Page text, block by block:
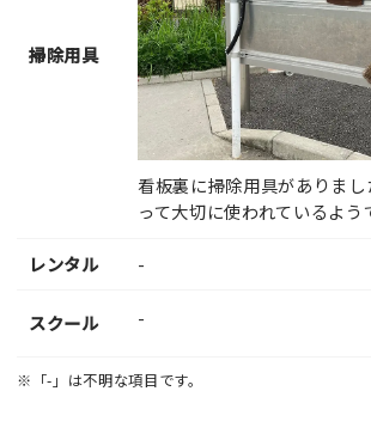
掃除用具
看板裏に掃除用具がありまし
って大切に使われているよう
レンタル -
スクール -
※「-」は不明な項目です。